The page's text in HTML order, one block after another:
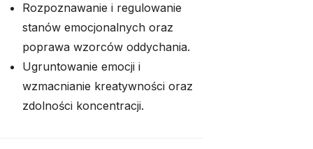
Rozpoznawanie i regulowanie
stanów emocjonalnych oraz
poprawa wzorców oddychania.
Ugruntowanie emocji i
wzmacnianie kreatywności oraz
zdolności koncentracji.